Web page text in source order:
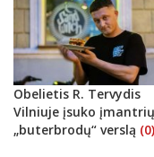
Obelietis R. Tervydis
Vilniuje įsuko įmantrių
„buterbrodų“ verslą (0)